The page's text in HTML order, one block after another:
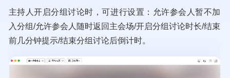
主持人开启分组讨论时，可进行设置：允许参会人暂不加
入分组/允许参会人随时返回主会场/开启分组讨论时长/结束
前几分钟提示/结束分组讨论后倒计时。
Video